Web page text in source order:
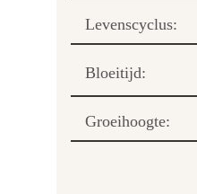
Levenscyclus:
Bloeitijd:
Groeihoogte: